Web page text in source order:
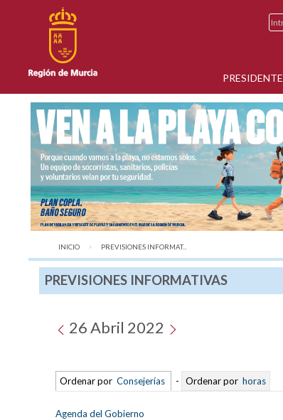
PRESIDENTE
INICIO AQUÍ:
PREVISIONES INFORMAT...
PREVISIONES INFORMATIVAS
26 Abril 2022
Ordenar por Consejerías - Ordenar por horas
Agenda del Gobierno